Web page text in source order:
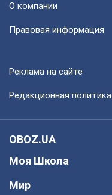
О компании
Правовая информация
Реклама на сайте
Редакционная политика
OBOZ.UA
Моя Школа
Мир